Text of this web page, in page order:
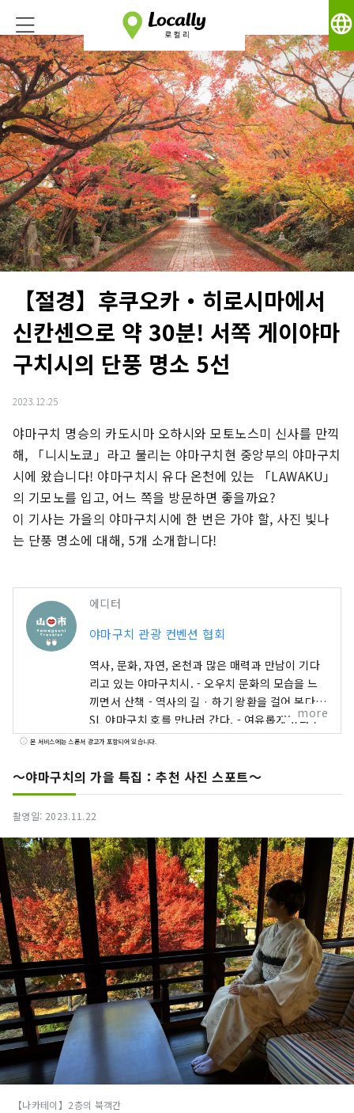
language
【절경】후쿠오카・히로시마에서
신칸센으로 약 30분! 서쪽 게이야마
구치시의 ​​단풍 명소 5선
2023.12.25
야마구치 명승의 카도시마 오하시와 모토노스미 신사를 만끽
해, 「니시노쿄」라고 불리는 야마구치현 중앙부의 야마구치
시에 왔습니다! 야마구치시 유다 온천에 있는 「LAWAKU」
의 기모노를 입고, 어느 쪽을 방문하면 좋을까요?
이 기사는 가을의 야마구치시에 한 번은 가야 할, 사진 빛나
는 단풍 명소에 대해, 5개 소개합니다!
에디터
야마구치 관광 컨벤션 협회
역사, 문화, 자연, 온천과 많은 매력과 만남이 기다
리고 있는 야마구치시. - 오우치 문화의 모습을 느
끼면서 산책 - 역사의 길 · 하기 왕환을 걸어 본다 -
SL 야마구치 호를 만나러 간다. - 여유롭게 유다 온
천을 즐기십시오. 북쪽은 중국산지, 남쪽은 세토내
를 방문하면, 마음껏 보고, 느끼고, 체험해 보세요.
당신이 생각하는대로, 마음대로 "부라리"라고 보내
는 야마구치의 여행에.
more
본 서비스에는 스폰서 광고가 포함되어 있습니다.
～야마구치의 가을 특집：추천 사진 스포트～
촬영일: 2023.11.22
【나카테이】2층의 북객간